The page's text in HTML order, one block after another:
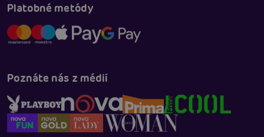
Platobné metódy
Poznáte nás z médií